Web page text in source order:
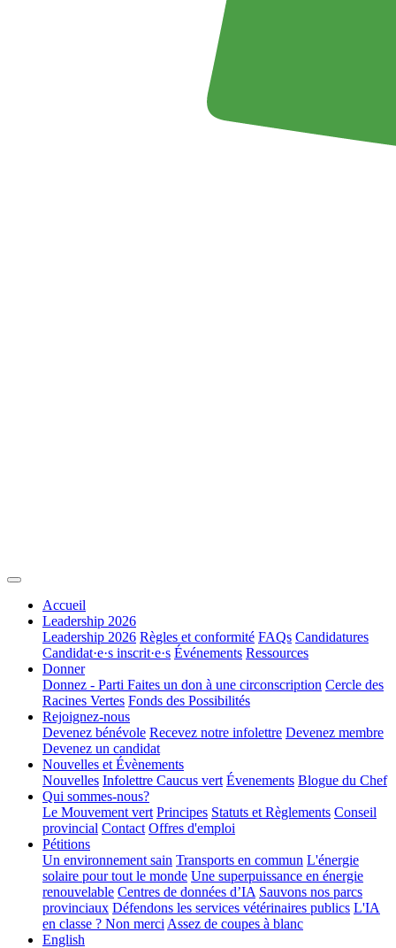
Accueil
Leadership 2026
Leadership 2026 Règles et conformité FAQs Candidatures
Candidat·e·s inscrit·e·s Événements Ressources
Donner
Donnez - Parti Faites un don à une circonscription Cercle des
Racines Vertes Fonds des Possibilités
Rejoignez-nous
Devenez bénévole Recevez notre infolettre Devenez membre
Devenez un candidat
Nouvelles et Évènements
Nouvelles Infolettre Caucus vert Évenements Blogue du Chef
Qui sommes-nous?
Le Mouvement vert Principes Statuts et Règlements Conseil
provincial Contact Offres d'emploi
Pétitions
Un environnement sain Transports en commun L'énergie
solaire pour tout le monde Une superpuissance en énergie
renouvelable Centres de données d’IA Sauvons nos parcs
provinciaux Défendons les services vétérinaires publics L'IA
en classe ? Non merci Assez de coupes à blanc
English